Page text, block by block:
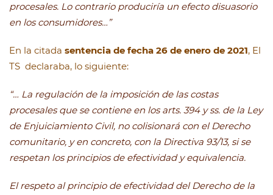
procesales. Lo contrario produciría un efecto disuasorio
en los consumidores…”
En la citada sentencia de fecha 26 de enero de 2021, El
TS declaraba, lo siguiente:
“… La regulación de la imposición de las costas
procesales que se contiene en los arts. 394 y ss. de la Ley
de Enjuiciamiento Civil, no colisionará con el Derecho
comunitario, y en concreto, con la Directiva 93/13, si se
respetan los principios de efectividad y equivalencia.
El respeto al principio de efectividad del Derecho de la